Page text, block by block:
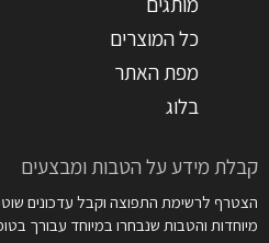
כל המוצרים
מפת האתר
בלוג
קבלת מידע על הטבות ומבצעים
הצטרף לרשימת התפוצה וקבל עדכונים
מיוחדות והטבות שנבחרו במיוחד עבורך